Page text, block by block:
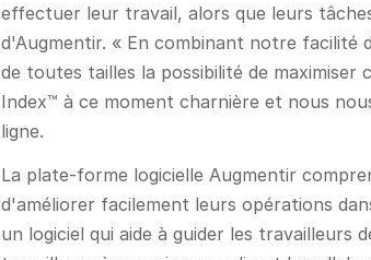
effectuer leur travail, alors que leurs
d'Augmentir. « En combinant notre facilité
de toutes tailles la possibilité de
Index™ à ce moment charnière et nous
ligne.
La plate-forme logicielle Augmentir
d'améliorer facilement leurs opérations
un logiciel qui aide à guider les travailleurs